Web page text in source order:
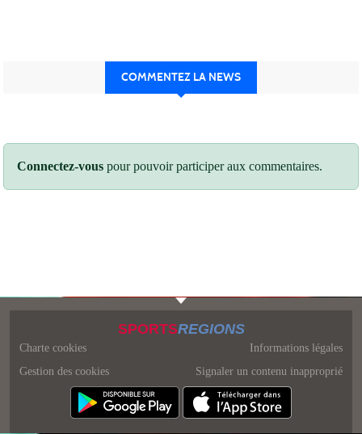
COMMENTEZ LA NEWS
Connectez-vous pour pouvoir participer aux commentaires.
SPORTSREGIONS
Charte cookies
Gestion des cookies
Informations légales
Signaler un contenu inapproprié